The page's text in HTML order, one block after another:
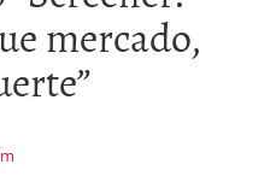
mercado,
”